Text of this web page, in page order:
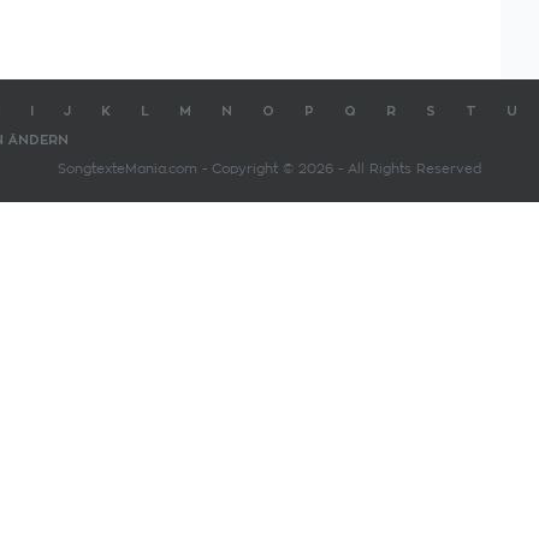
J K M N O P Q R S T U
ÄNDERN
SongtexteMania.com - Copyright © 2026 - All Rights Reserved